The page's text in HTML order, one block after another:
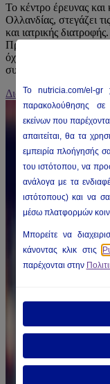
To nutricia.com/el-gr
παρακολούθησης σε
εκείνων που
απαιτείται, θα τα
εμπειρία πλοήγησής
του ιστότοπου, να
ανάλογα με τα
ιστότοπους) και να
μέσω πλατφορμών
Μπορείτε να
κάνοντας κλικ στις
παρέχονται στην
Το κέντρο έρευνας και
Ολλανδίας, στεγάζει
και ιατρικής
Πρόκειται για ένα
όχι μόνο στην
συνεχή βελτίωση της
Διαβάστε περισσότερα